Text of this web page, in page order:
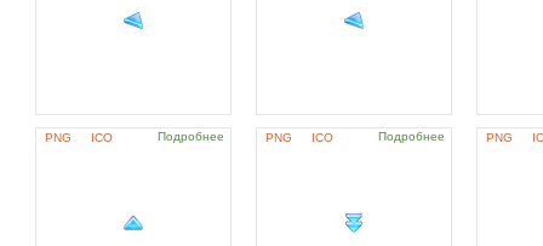
PNG ICO Подробнее PNG ICO Подробнее PNG